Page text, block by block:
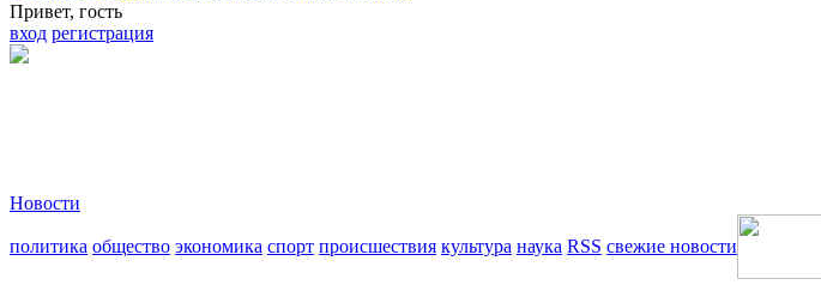
Привет, гость
вход регистрация
Новости
политика общество экономика спорт происшествия культура наука RSS свежие новости